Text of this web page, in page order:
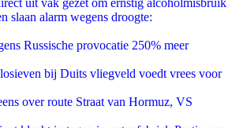
uit vak gezet om ernstig alcoholmisbruik
slaan alarm wegens droogte:
Russische provocatie 250% meer
bij Duits vliegveld voedt vrees voor
over route Straat van Hormuz, VS